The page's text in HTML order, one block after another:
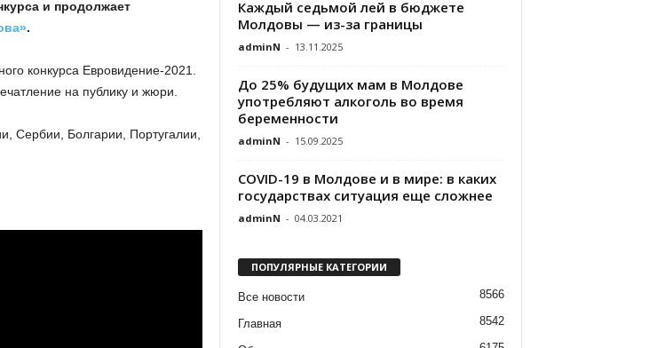
и продолжает
.
конкурса Евровидение-2021.
на публику и жюри.
Сербии, Болгарии, Португалии,
Каждый седьмой лей в бюджете
Молдовы — из-за границы
adminN - 13.11.2025
До 25% будущих мам в Молдове
употребляют алкоголь во время
беременности
adminN - 15.09.2025
COVID-19 в Молдове и в мире: в каких
государствах ситуация еще сложнее
adminN - 04.03.2021
ПОПУЛЯРНЫЕ КАТЕГОРИИ
Все новости 8566
Главная 8542